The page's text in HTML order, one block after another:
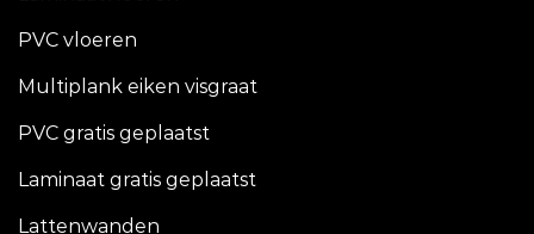
PVC vloeren
Multiplank eiken visgraat
PVC gratis geplaatst
Laminaat gratis geplaatst
Lattenwanden